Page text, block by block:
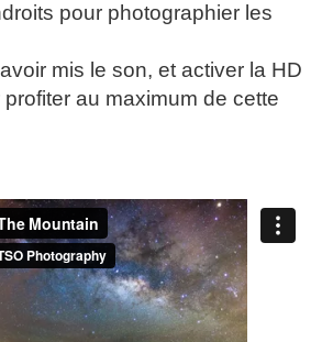
pour photographier les
mis le son​​, et activer la HD
au maximum de cette